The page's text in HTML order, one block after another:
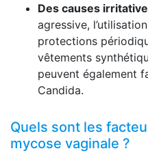
Des causes
agressive,
protections
vêtements
peuvent également
Candida.
Quels sont les
mycose vaginale ?